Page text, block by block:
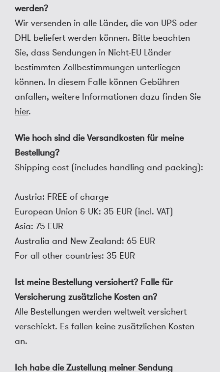
werden?
Wir versenden in alle Länder, die von UPS oder
DHL beliefert werden können. Bitte beachten
Sie, dass Sendungen in Nicht-EU Länder
bestimmten Zollbestimmungen unterliegen
können. In diesem Falle können Gebühren
anfallen, weitere Informationen dazu finden Sie
hier.
Wie hoch sind die Versandkosten für meine
Bestellung?
Shipping cost (includes handling and packing):
Austria: FREE of charge
European Union & UK: 35 EUR (incl. VAT)
Asia: 75 EUR
Australia and New Zealand: 65 EUR
For all other countries: 35 EUR
Ist meine Bestellung versichert? Falle für
Versicherung zusätzliche Kosten an?
Alle Bestellungen werden weltweit versichert
verschickt. Es fallen keine zusätzlichen Kosten
an.
Ich habe die Zustellung meiner Sendung